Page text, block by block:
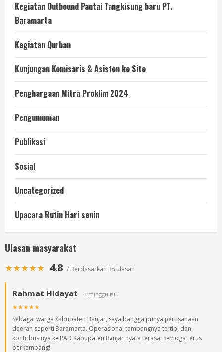
Kegiatan Outbound Pantai Tangkisung baru PT.
Baramarta
Kegiatan Qurban
Kunjungan Komisaris & Asisten ke Site
Penghargaan Mitra Proklim 2024
Pengumuman
Publikasi
Sosial
Uncategorized
Upacara Rutin Hari senin
Ulasan masyarakat
★★★★★ 4.8 / Berdasarkan 38 ulasan
Rahmat Hidayat 3 minggu lalu
★★★★★
Sebagai warga Kabupaten Banjar, saya bangga punya perusahaan
daerah seperti Baramarta. Operasional tambangnya tertib, dan
kontribusinya ke PAD Kabupaten Banjar nyata terasa. Semoga terus
berkembang!